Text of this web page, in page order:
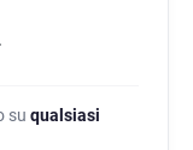
su qualsiasi